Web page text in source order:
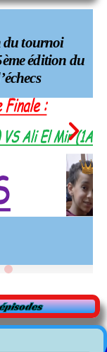
du tournoi
édition du